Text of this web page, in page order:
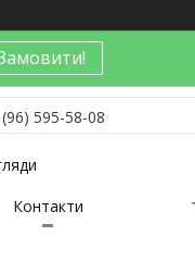
595-58-08
Контакти